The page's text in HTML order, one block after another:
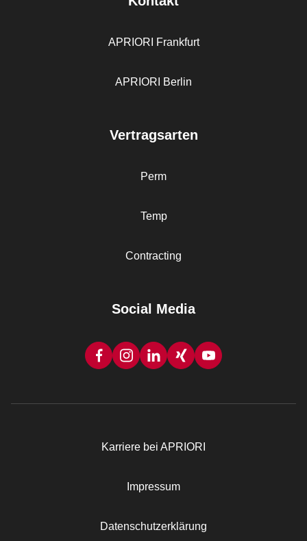
APRIORI Frankfurt
APRIORI Berlin
Vertragsarten
Perm
Temp
Contracting
Social Media
Karriere bei APRIORI
Impressum
Datenschutzerklärung